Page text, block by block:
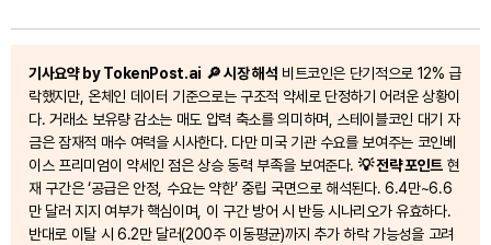
기사요약 by TokenPost.ai 🔎 시장 해석 비트코인은 단기적으로 12% 급
락했지만, 온체인 데이터 기준으로는 구조적 약세로 단정하기 어려운 상황이
다. 거래소 보유량 감소는 매도 압력 축소를 의미하며, 스테이블코인 대기 자
금은 잠재적 매수 여력을 시사한다. 다만 미국 기관 수요를 보여주는 코인베
이스 프리미엄이 약세인 점은 상승 동력 부족을 보여준다. 💡 전략 포인트 현
재 구간은 ‘공급은 안정, 수요는 약한’ 중립 국면으로 해석된다. 6.4만~6.6
만 달러 지지 여부가 핵심이며, 이 구간 방어 시 반등 시나리오가 유효하다.
반대로 이탈 시 6.2만 달러(200주 이동평균)까지 추가 하락 가능성을 고려